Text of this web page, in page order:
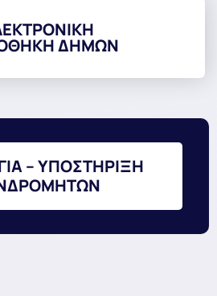
ΔΗΜΩΝ
– ΥΠΟΣΤΗΡΙΞΗ